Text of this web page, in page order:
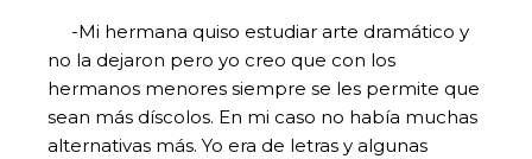
-Mi hermana quiso estudiar arte dramático y
no la dejaron pero yo creo que con los
hermanos menores siempre se les permite que
sean más díscolos. En mi caso no había muchas
alternativas más. Yo era de letras y algunas